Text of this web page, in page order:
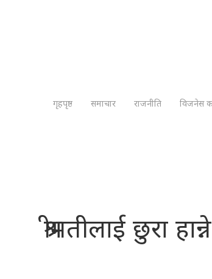
गृहपृष्ठ समाचार राजनीति विजनेस
श्रीमतीलाई छुरा